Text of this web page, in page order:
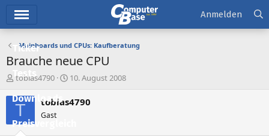
Ticker
Tests
Downloads
Preisvergleich
Anmelden
Mainboards und CPUs: Kaufberatung
Brauche neue CPU
E
s
t
e
tobias4790
E
s
10. August 2008
T tobias4790
Gast